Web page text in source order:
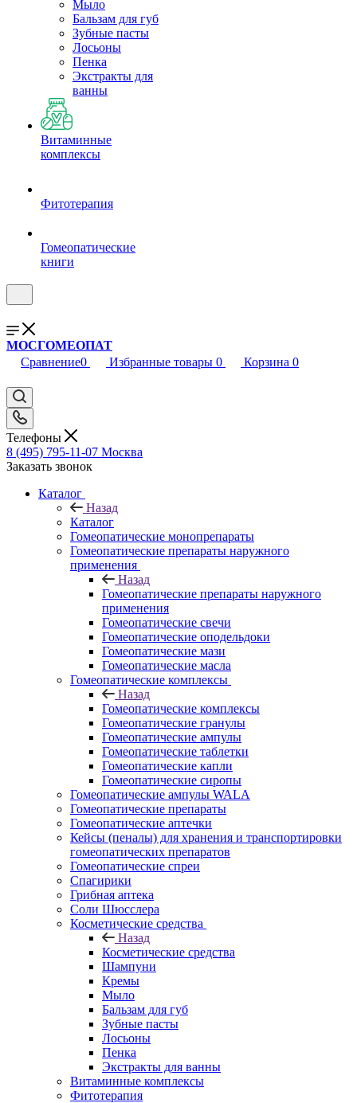
Мыло
Бальзам для губ
Зубные пасты
Лосьоны
Пенка
Экстракты для
ванны
Витаминные
комплексы
Фитотерапия
Гомеопатические
книги
МОСГОМЕОПАТ
Сравнение0 Избранные товары 0 Корзина 0
Телефоны
8 (495) 795-11-07 Москва
Заказать звонок
Каталог
Назад
Каталог
Гомеопатические монопрепараты
Гомеопатические препараты наружного
применения
Назад
Гомеопатические препараты наружного
применения
Гомеопатические свечи
Гомеопатические оподельдоки
Гомеопатические мази
Гомеопатические масла
Гомеопатические комплексы
Назад
Гомеопатические комплексы
Гомеопатические гранулы
Гомеопатические ампулы
Гомеопатические таблетки
Гомеопатические капли
Гомеопатические сиропы
Гомеопатические ампулы WALA
Гомеопатические препараты
Гомеопатические аптечки
Кейсы (пеналы) для хранения и транспортировки
гомеопатических препаратов
Гомеопатические спреи
Спагирики
Грибная аптека
Соли Шюсслера
Косметические средства
Назад
Косметические средства
Шампуни
Кремы
Мыло
Бальзам для губ
Зубные пасты
Лосьоны
Пенка
Экстракты для ванны
Витаминные комплексы
Фитотерапия